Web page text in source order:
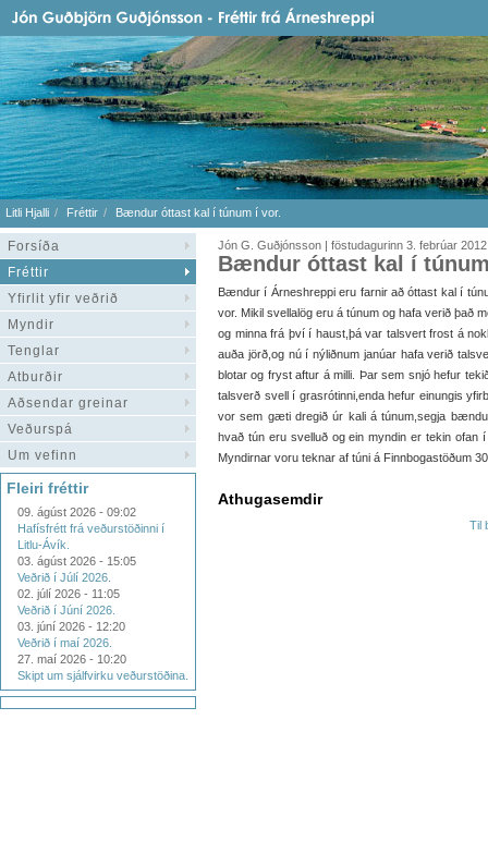
Litli Hjalli Fréttir Bændur óttast kal í túnum í vor.
Forsíða
Fréttir
Yfirlit yfir veðrið
Myndir
Tenglar
Atburðir
Aðsendar greinar
Veðurspá
Um vefinn
Fleiri fréttir
09. ágúst 2026 - 09:02
Hafísfrétt frá veðurstöðinni í
Litlu-Ávík.
03. ágúst 2026 - 15:05
Veðrið í Júlí 2026.
02. júlí 2026 - 11:05
Veðrið í Júní 2026.
03. júní 2026 - 12:20
Veðrið í maí 2026.
27. maí 2026 - 10:20
Skipt um sjálfvirku veðurstöðina.
Jón G. Guðjónsson | föstudagurinn 3. febrúar 2012
Bændur óttast kal í
Bændur í Árneshreppi eru farnir að óttast kal í
vor. Mikil svellalög eru á túnum og hafa verið það
og minna frá því í haust,þá var talsvert frost á
auða jörð,og nú í nýliðnum janúar hafa verið
blotar og fryst aftur á milli. Þar sem snjó hefur
talsverð svell í grasrótinni,enda hefur einungis
vor sem gæti dregið úr kali á túnum,segja
hvað tún eru svelluð og ein myndin er tekin ofan
Myndirnar voru teknar af túni á Finnbogastöðum
Athugasemdir
Til